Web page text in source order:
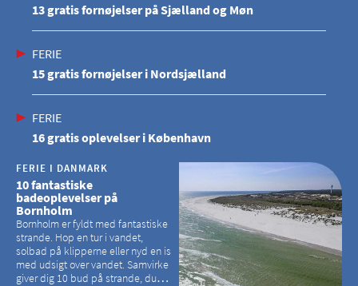
13 gratis fornøjelser på Sjælland og Møn
FERIE
15 gratis fornøjelser i Nordsjælland
FERIE
16 gratis oplevelser i København
FERIE I DANMARK
10 fantastiske
badeoplevelser på
Bornholm
Bornholm er fyldt med fantastiske
strande. Hop en tur i vandet,
solbad på klipperne eller nyd en is
med udsigt over vandet. Samvirke
giver dig 10 bud på strande, du